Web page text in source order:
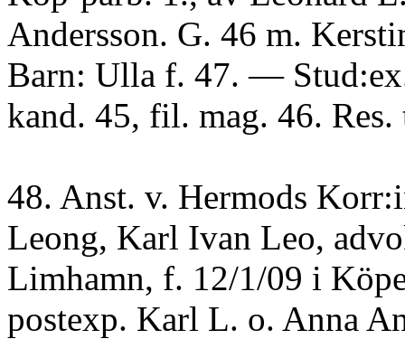
Andersson. G. 46 m.
Barn: Ulla f. 47. —
kand. 45, fil. mag. 46.
48. Anst. v. Hermods
Leong, Karl Ivan Leo,
Limhamn, f. 12/1/09 i
postexp. Karl L. o. Anna